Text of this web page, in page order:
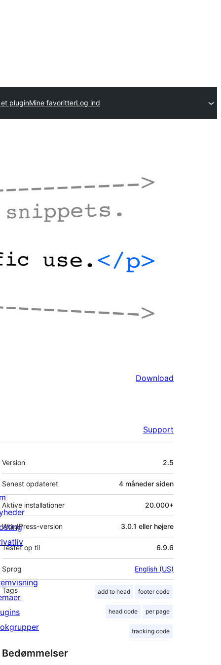
pluginMine favoritterLog ind
Download
Support
Meta
Version 2.5
Senest opdateret 4 måneder siden
Aktive installationer 20.000+
WordPress-version 3.0.1 eller højere
Testet op til 6.9.6
Sprog English (US)
Tags add to head footer code
head code per page
tracking code
Bedømmelser